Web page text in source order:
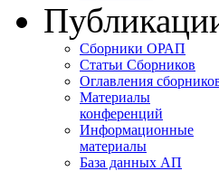
Сборники ОРАП
Статьи Сборников
Оглавления
Материалы
конференций
Информационные
материалы
База данных АП